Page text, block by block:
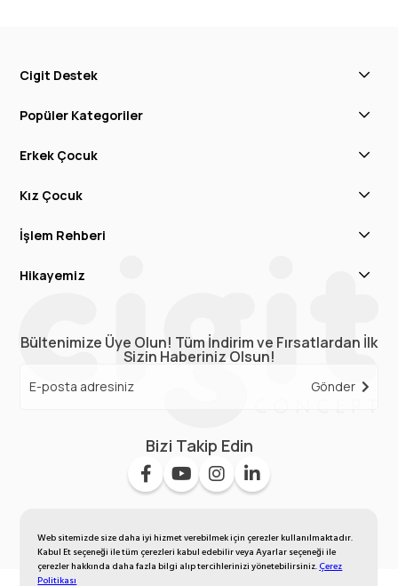
Web sitemizde size daha iyi hizmet verebilmek için çerezler kullanılmaktadır.
Kabul Et seçeneği ile tüm çerezleri kabul edebilir veya Ayarlar seçeneği ile
çerezler hakkında daha fazla bilgi alıp tercihlerinizi yönetebilirsiniz.Çerez
Politikası
Cigit Destek
Popüler Kategoriler
Erkek Çocuk
Kız Çocuk
İşlem Rehberi
Hikayemiz
Bültenimize Üye Olun! Tüm İndirim ve Fırsatlardan İlk
Sizin Haberiniz Olsun!
Gönder
Bizi Takip Edin